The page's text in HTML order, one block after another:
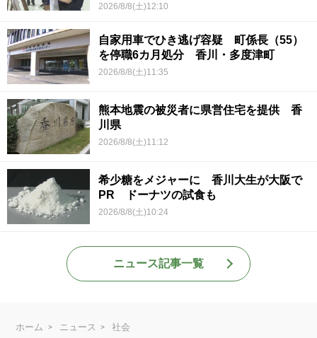
2026/8/8(土)12:10
自家用車でひき逃げ容疑 町係長（55）
を停職6カ月処分 香川・多度津町
2026/8/8(土)11:35
熊本地震の被災者に県営住宅を提供 香
川県
2026/8/8(土)11:12
希少糖をメジャーに 香川大生が大阪で
PR ドーナツの試食も
2026/8/8(土)10:24
ニュース記事一覧
ホーム ニュース
社会